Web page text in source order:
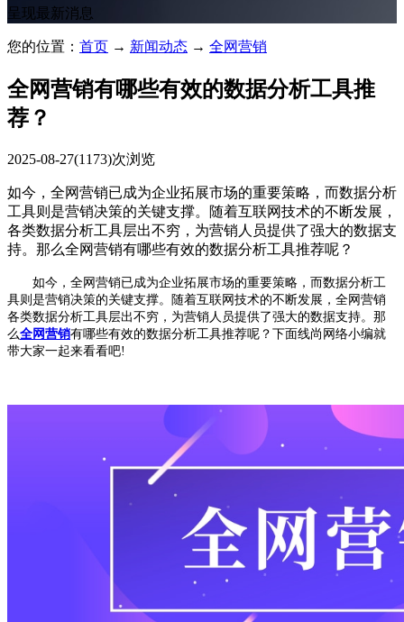
呈现最新消息
您的位置： 首页 → 新闻动态 → 全网营销
全网营销有哪些有效的数据分析工具推
荐？
2025-08-27(1173)次浏览
如今，全网营销已成为企业拓展市场的重要策略，而数据分析
工具则是营销决策的关键支撑。随着互联网技术的不断发展，
各类数据分析工具层出不穷，为营销人员提供了强大的数据支
持。那么全网营销有哪些有效的数据分析工具推荐呢？
如今，全网营销已成为企业拓展市场的重要策略，而数据分析工
具则是营销决策的关键支撑。随着互联网技术的不断发展， 全网营销
各类数据分析工具层出不穷，为营销人员提供了强大的数据支持。那
么全网营销有哪些有效的数据分析工具推荐呢？下面线尚网络小编就
带大家一起来看看吧!